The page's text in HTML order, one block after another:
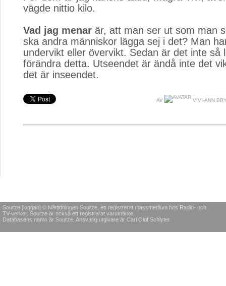
vägde nittio kilo.
Vad jag menar är, att man ser ut som man
ska andra människor lägga sej i det? Man
undervikt eller övervikt. Sedan är det inte så
förändra detta. Utseendet är ändå inte det
det är inseendet.
AV VIVI-ANN
Sourze [loggan] © Nättidningen Sourze, ett registrerat massmedium hos Radio- och
TV-verket. Sourze är också ett registrerat varumärke.
Databasens namn är Sourze. Ansvarig utgivare är Carl Olof Schlyter.